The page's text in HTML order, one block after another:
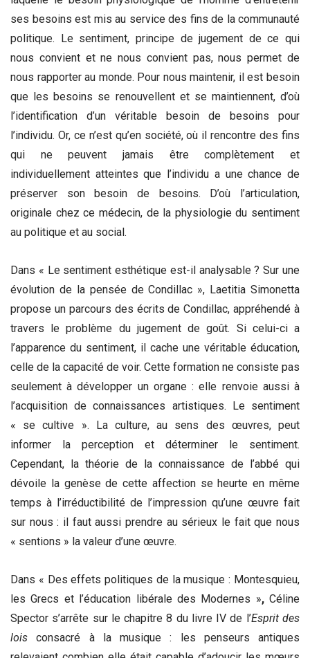
ses besoins est mis au service des fins de la communauté
politique. Le sentiment, principe de jugement de ce qui
nous convient et ne nous convient pas, nous permet de
nous rapporter au monde. Pour nous maintenir, il est besoin
que les besoins se renouvellent et se maintiennent, d’où
l’identification d’un véritable besoin de besoins pour
l’individu. Or, ce n’est qu’en société, où il rencontre des fins
qui ne peuvent jamais être complètement et
individuellement atteintes que l’individu a une chance de
préserver son besoin de besoins. D’où l’articulation,
originale chez ce médecin, de la physiologie du sentiment
au politique et au social.
Dans « Le sentiment esthétique est-il analysable ? Sur une
évolution de la pensée de Condillac », Laetitia Simonetta
propose un parcours des écrits de Condillac, appréhendé à
travers le problème du jugement de goût. Si celui-ci a
l’apparence du sentiment, il cache une véritable éducation,
celle de la capacité de voir. Cette formation ne consiste pas
seulement à développer un organe : elle renvoie aussi à
l’acquisition de connaissances artistiques. Le sentiment
« se cultive ». La culture, au sens des œuvres, peut
informer la perception et déterminer le sentiment.
Cependant, la théorie de la connaissance de l’abbé qui
dévoile la genèse de cette affection se heurte en même
temps à l’irréductibilité de l’impression qu’une œuvre fait
sur nous : il faut aussi prendre au sérieux le fait que nous
« sentions » la valeur d’une œuvre.
Dans « Des effets politiques de la musique : Montesquieu,
les Grecs et l’éducation libérale des Modernes », Céline
Spector s’arrête sur le chapitre 8 du livre IV de l’Esprit des
lois consacré à la musique : les penseurs antiques